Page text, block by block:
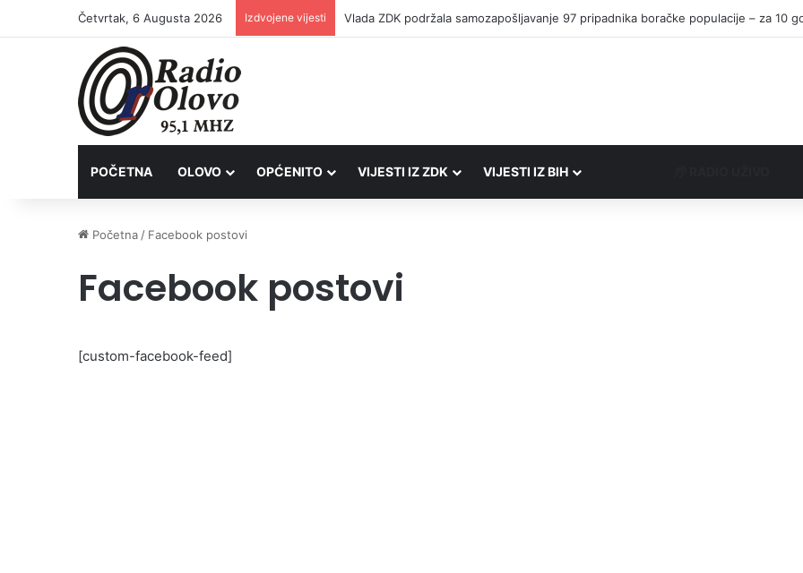
Četvrtak, 6 Augusta 2026 Izdvojene vijesti
POČETNA OLOVO OPĆENITO VIJESTI IZ ZDK VIJESTI IZ BIH
Početna / Facebook postovi
Facebook postovi
[custom-facebook-feed]